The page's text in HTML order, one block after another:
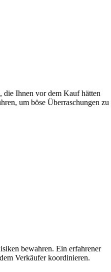
die Ihnen vor dem Kauf hätten
um böse Überraschungen zu
bewahren. Ein erfahrener
Verkäufer koordinieren.